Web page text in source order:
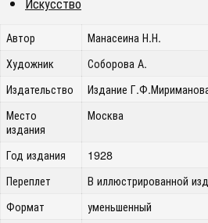
Автор
Манасеина Н.Н.
Художник
Соборова А.
Издательство
Издание
Место
издания
Москва
Год издания
1928
Переплет
В иллюстрированной
Формат
уменьшенный